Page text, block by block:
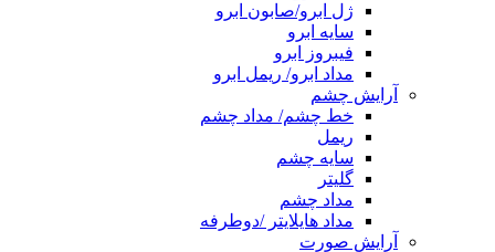
ژل ابرو/صابون ابرو
سایه ابرو
فیبروز ابرو
مداد ابرو/ ریمل ابرو
آرایش چشم
خط چشم/ مداد چشم
ریمل
سایه چشم
گلیتر
مداد چشم
مداد هایلایتر /دوطرفه
آرایش صورت